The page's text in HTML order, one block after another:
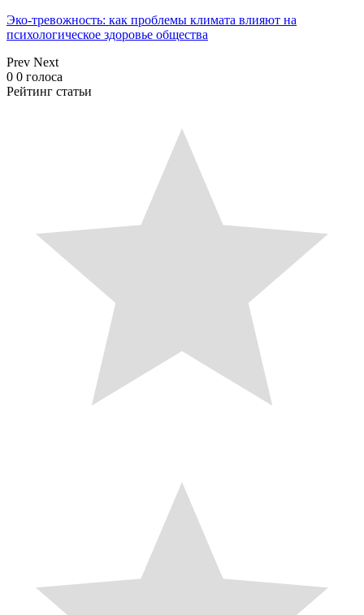
Эко-тревожность: как проблемы климата влияют на
психологическое здоровье общества
Prev Next
0 0 голоса
Рейтинг статьи